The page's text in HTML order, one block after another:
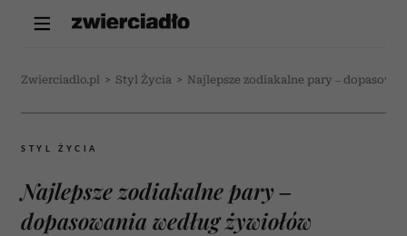
Zwierciadlo.pl > Styl Życia > Najlepsze zodiakalne pary –
STYL ŻYCIA
Najlepsze zodiakalne pary –
dopasowania według żywiołów